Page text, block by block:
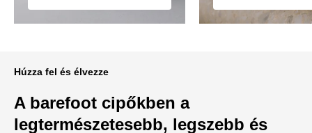
Húzza fel és élvezze
A barefoot cipőkben a
legtermészetesebb, legszebb és